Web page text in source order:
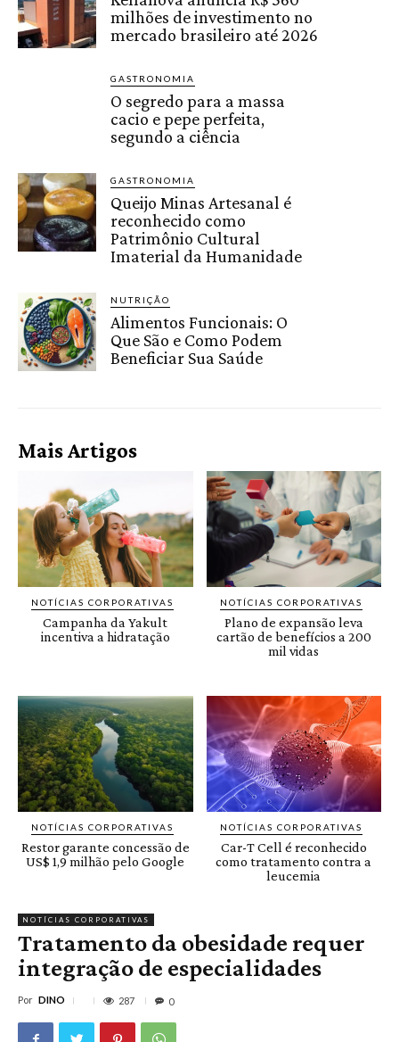
milhões de investimento no
mercado brasileiro até 2026
GASTRONOMIA
O segredo para a massa
cacio e pepe perfeita,
segundo a ciência
GASTRONOMIA
Queijo Minas Artesanal é
reconhecido como
Patrimônio Cultural
Imaterial da Humanidade
NUTRIÇÃO
Alimentos Funcionais: O
Que São e Como Podem
Beneficiar Sua Saúde
Mais Artigos
NOTÍCIAS CORPORATIVAS
Campanha da Yakult
incentiva a hidratação
NOTÍCIAS CORPORATIVAS
Plano de expansão leva
cartão de benefícios a 200
mil vidas
NOTÍCIAS CORPORATIVAS
Restor garante concessão de
US$ 1,9 milhão pelo Google
NOTÍCIAS CORPORATIVAS
Car-T Cell é reconhecido
como tratamento contra a
leucemia